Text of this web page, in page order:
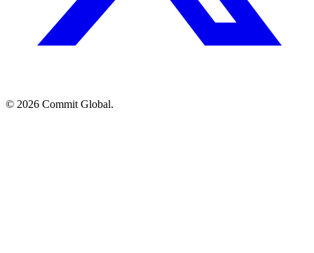
© 2026 Commit Global.